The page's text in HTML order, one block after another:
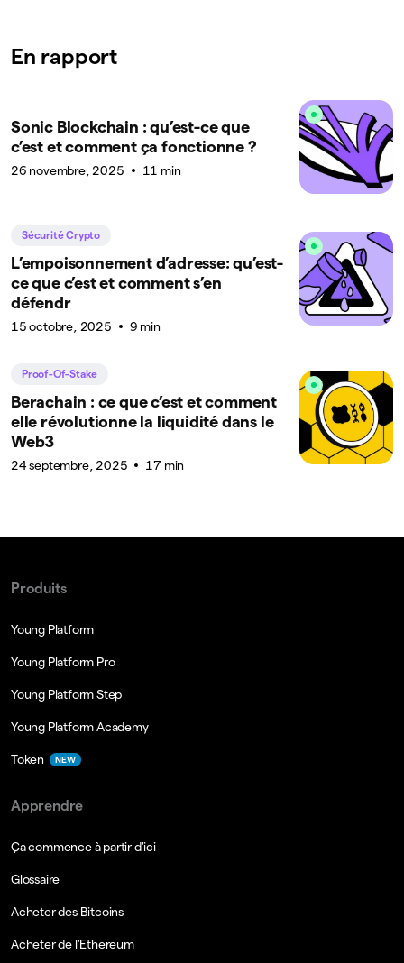
En rapport
Sonic Blockchain : qu’est-ce que
c’est et comment ça fonctionne ?
26 novembre, 2025 11 min
Sécurité Crypto
L’empoisonnement d’adresse: qu’est-
ce que c’est et comment s’en
défendr
15 octobre, 2025 9 min
Proof-Of-Stake
Berachain : ce que c’est et comment
elle révolutionne la liquidité dans le
Web3
24 septembre, 2025 17 min
Produits
Young Platform
Young Platform Pro
Young Platform Step
Young Platform Academy
Token NEW
Apprendre
Ça commence à partir d'ici
Glossaire
Acheter des Bitcoins
Acheter de l'Ethereum